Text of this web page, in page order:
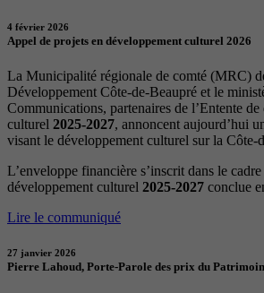
4 février 2026
Appel de projets en développement culturel 2026
La Municipalité régionale de comté (MRC)
Développement Côte-de-Beaupré et le
Communications, partenaires de l’Entente
culturel 2025-2027, annoncent aujourd’hui
visant le développement culturel sur la Côte-
L’enveloppe financière s’inscrit dans le
développement culturel 2025-2027 conclue
Lire le communiqué
27 janvier 2026
Pierre Lahoud, Porte-Parole des prix du